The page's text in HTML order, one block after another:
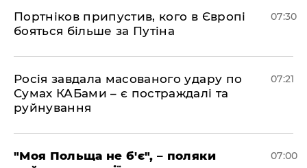
Портніков припустив, кого в Європі
бояться більше за Путіна
07:30
Росія завдала масованого удару по
Сумах КАБами – є постраждалі та
руйнування
07:21
"Моя Польща не б'є", – поляки
07:00